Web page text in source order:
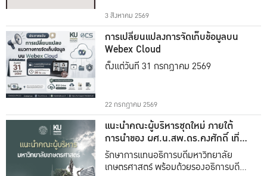
3 สิงหาคม 2569
การเปลี่ยนแปลงการจัดเก็บข้อมูลบน
Webex Cloud
ตั้งแต่วันที่ 31 กรกฎาคม 2569
22 กรกฎาคม 2569
แนะนำคณะผู้บริหารชุดใหม่ ภายใต้
การนำของ ผศ.น.สพ.ดร.คงศักดิ์ เที่ยง
ธรรม
รักษาการแทนอธิการบดีมหาวิทยาลัย
เกษตรศาสตร์ พร้อมด้วยรองอธิการบดีทั้ง